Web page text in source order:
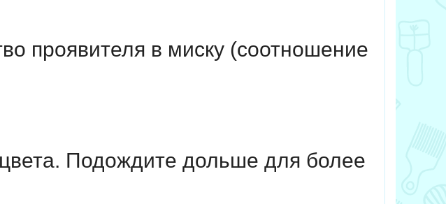
проявителя в миску (соотношение
Подождите дольше для более